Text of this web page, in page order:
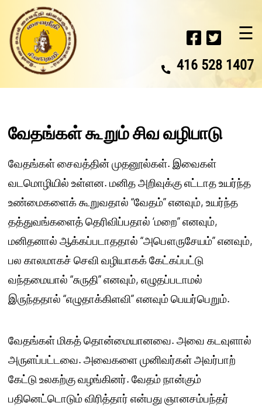
☰
416 528 1407
வேதங்கள் கூறும் சிவ வழிபாடு
வேதங்கள் சைவத்தின் முதனூல்கள். இவைகள்
வடமொழியில் உள்ளன. மனித அறிவுக்கு எட்டாத உயர்ந்த
உண்மைகளைக் கூறுவதால் “வேதம்” எனவும், உயர்ந்த
தத்துவங்களைத் தெரிவிப்பதால் ‘மறை” எனவும்,
மனிதனால் ஆக்கப்படாததால் “அபௌருசேயம்” எனவும்,
பல காலமாகச் செவி வழியாகக் கேட்கப்பட்டு
வந்தமையால் “சுருதி” எனவும், எழுதப்படாமல்
இருந்ததால் “எழுதாக்கிளவி” எனவும் பெயர்பெறும்.
வேதங்கள் மிகத் தொன்மையானவை. அவை கடவுளால்
அருளப்பட்டவை. அவைகளை முனிவர்கள் அவர்பாற்
கேட்டு உலகற்கு வழங்கினர். வேதம் நான்கும்
பதினெட்டொடும் விரித்தார் என்பது ஞானசம்பந்தர்